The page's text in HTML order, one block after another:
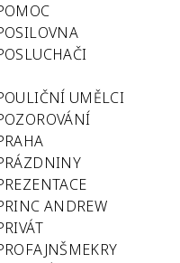
UMĚLCI
ANDREW